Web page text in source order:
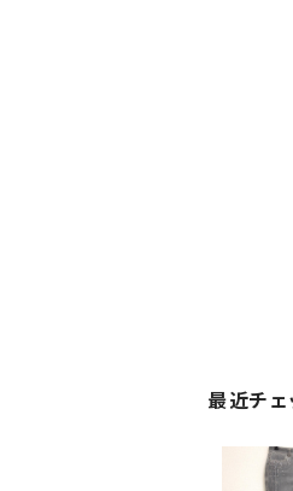
最近チェ